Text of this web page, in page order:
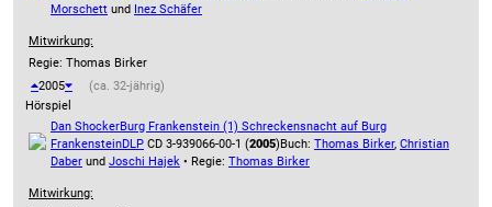
Morschett und Inez Schäfer
Mitwirkung:
Regie: Thomas Birker
2005
(ca. 32-jährig)
Hörspiel
Dan ShockerBurg Frankenstein (1) Schreckensnacht auf Burg
FrankensteinDLP CD 3-939066-00-1 (2005)Buch: Thomas Birker, Christian
Daber und Joschi Hajek • Regie: Thomas Birker
Mitwirkung: